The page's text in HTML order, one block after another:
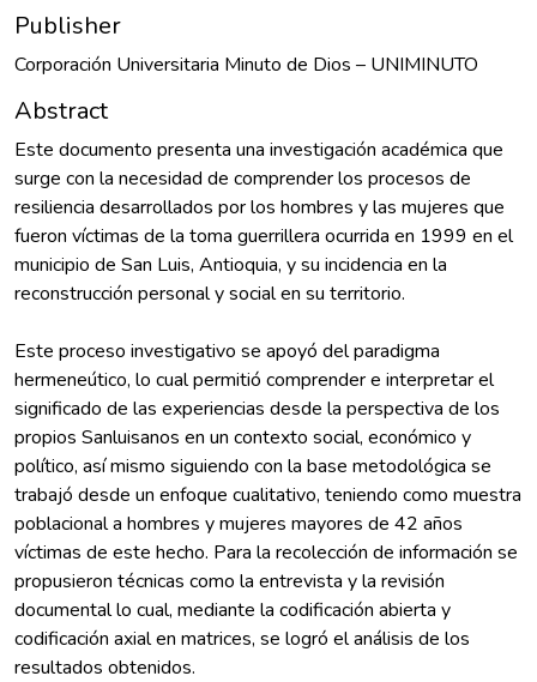
Publisher
Corporación Universitaria Minuto de Dios – UNIMINUTO
Abstract
Este documento presenta una investigación académica que
surge con la necesidad de comprender los procesos de
resiliencia desarrollados por los hombres y las mujeres que
fueron víctimas de la toma guerrillera ocurrida en 1999 en el
municipio de San Luis, Antioquia, y su incidencia en la
reconstrucción personal y social en su territorio.
Este proceso investigativo se apoyó del paradigma
hermeneútico, lo cual permitió comprender e interpretar el
significado de las experiencias desde la perspectiva de los
propios Sanluisanos en un contexto social, económico y
político, así mismo siguiendo con la base metodológica se
trabajó desde un enfoque cualitativo, teniendo como muestra
poblacional a hombres y mujeres mayores de 42 años
víctimas de este hecho. Para la recolección de información se
propusieron técnicas como la entrevista y la revisión
documental lo cual, mediante la codificación abierta y
codificación axial en matrices, se logró el análisis de los
resultados obtenidos.